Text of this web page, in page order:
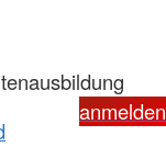
anmelden